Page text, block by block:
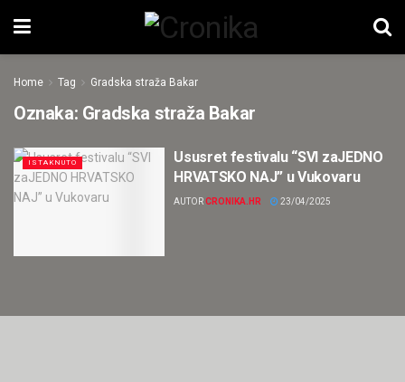
Home Tag Gradska straža Bakar
Oznaka: Gradska straža Bakar
ISTAKNUTO
Ususret festivalu “SVI zaJEDNO
HRVATSKO NAJ” u Vukovaru
AUTORCRONIKA.HR 23/04/2025